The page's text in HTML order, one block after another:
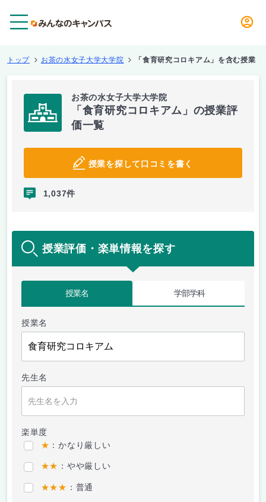
トップ お茶の水女子大学大学院 「食育研究コロキアム」を含む授業
お茶の水女子大学大学院
「食育研究コロキアム」の授業評
価一覧
授業を探して口コミを書く
1,037件
授業評価・楽単情報を探す
授業名 学部学科
授業名
先生名
楽単度
★ ：かなり厳しい
★★ ：やや厳しい
★★★ ：普通